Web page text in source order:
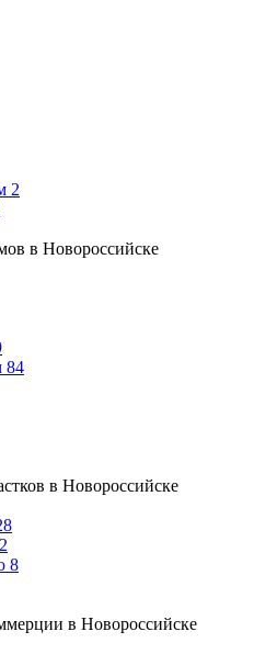
2
в Новороссийске
84
в Новороссийске
8
в Новороссийске